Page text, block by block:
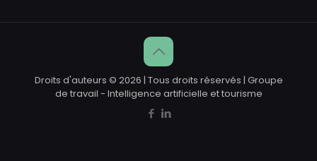
Droits d'auteurs © 2026 | Tous droits réservés | Groupe
de travail - Intelligence artificielle et tourisme